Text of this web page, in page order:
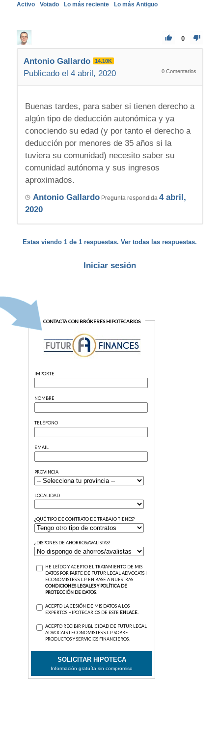
Activo Votado Lo más reciente Lo más Antiguo
0
Antonio Gallardo 14.10K
Publicado el 4 abril, 2020 0 Comentarios
Buenas tardes, para saber si tienen derecho a
algún tipo de deducción autonómica y ya
conociendo su edad (y por tanto el derecho a
deducción por menores de 35 años si la
tuviera su comunidad) necesito saber su
comunidad autónoma y sus ingresos
aproximados.
Antonio GallardoPregunta respondida 4 abril,
2020
Estas viendo 1 de 1 respuestas. Ver todas las respuestas.
Iniciar sesión